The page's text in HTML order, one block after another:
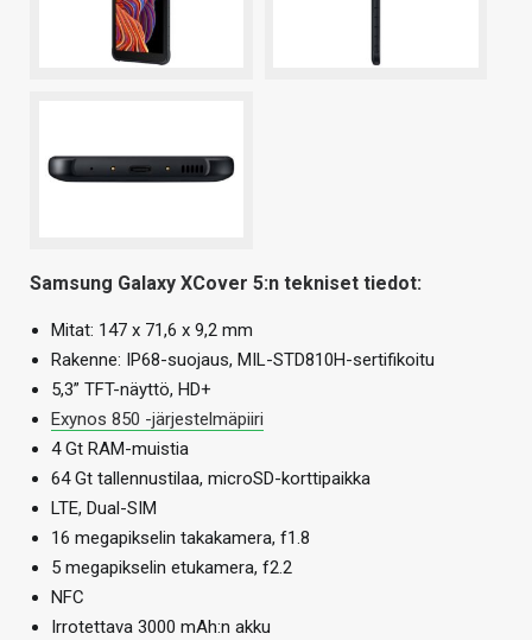
Samsung Galaxy XCover 5:n tekniset tiedot:
Mitat: 147 x 71,6 x 9,2 mm
Rakenne: IP68-suojaus, MIL-STD810H-sertifikoitu
5,3” TFT-näyttö, HD+
Exynos 850 -järjestelmäpiiri
4 Gt RAM-muistia
64 Gt tallennustilaa, microSD-korttipaikka
LTE, Dual-SIM
16 megapikselin takakamera, f1.8
5 megapikselin etukamera, f2.2
NFC
Irrotettava 3000 mAh:n akku